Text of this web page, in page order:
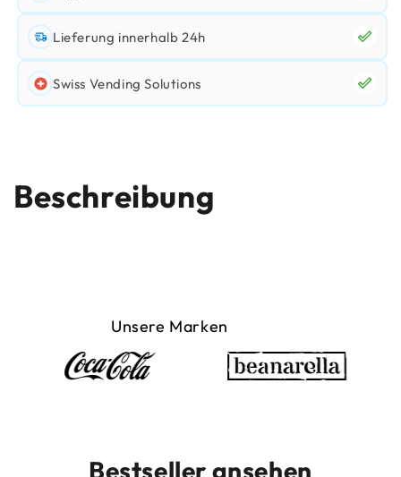
Lieferung innerhalb 24h
Swiss Vending Solutions
Beschreibung
Unsere Marken
Bestseller ansehen